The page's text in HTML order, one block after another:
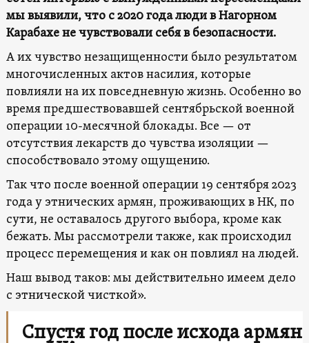
мы выявили, что с 2020 годалюди в Нагорном
Карабахе не чувствовали себя в безопасности.
А их чувство незащищенности было результатом
многочисленных актов насилия, которые
повлияли на их повседневную жизнь. Особенно во
время предшествовавшей сентябрьской военной
операции 10-месячной блокады. Все — от
отсутствия лекарств до чувства изоляции —
способствовало этому ощущению.
Так что после военной операции 19 сентября 2023
года у этнических армян, проживающих в НК, по
сути, не оставалось другого выбора, кроме как
бежать. Мы рассмотрели также, как происходил
процесс перемещения и как он повлиял на людей.
Наш вывод таков: мы действительно имеем дело
с этнической чисткой».
Спустя год после исхода армян